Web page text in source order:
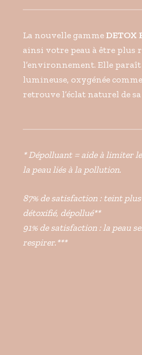
La nouvelle gammeDETOX
ainsi votre peau à être plus
l’environnement. Elle
lumineuse, oxygénée
retrouve l’éclat naturel de sa
* Dépolluant = aide à limiter
la peau liés à la pollution.
87% de satisfaction : teint
détoxifié, dépollué**
91% de satisfaction : la peau
respirer.***